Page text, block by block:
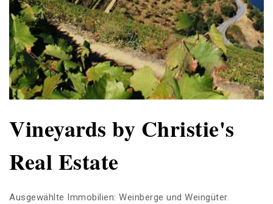
Vineyards by Christie's
Real Estate
Ausgewählte Immobilien: Weinberge und Weingüter.